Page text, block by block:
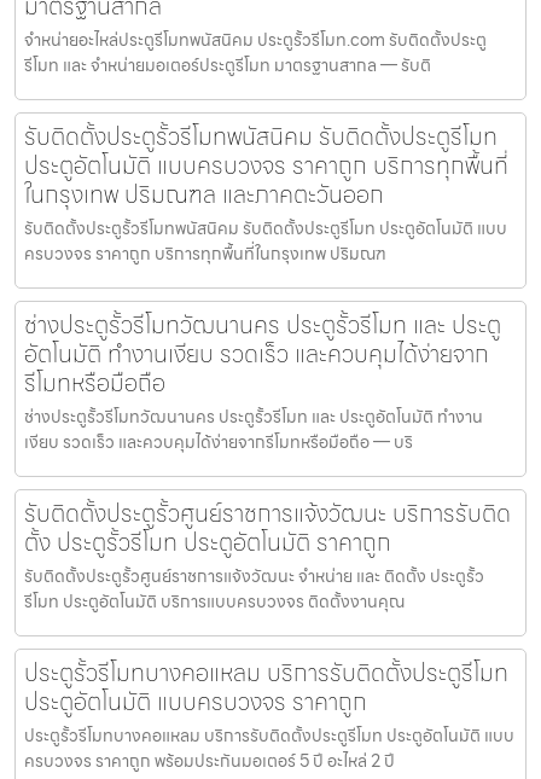
จำหน่ายอะไหล่ประตูรีโมทพนัสนิคม ประตูรั้วรีโมท.com รับติดตั้งประตู
รีโมท และ จำหน่ายมอเตอร์ประตูรีโมท มาตรฐานสากล — รับติ
รับติดตั้งประตูรั้วรีโมทพนัสนิคม รับติดตั้งประตูรีโมท
ประตูอัตโนมัติ แบบครบวงจร ราคาถูก บริการทุกพื้นที่
ในกรุงเทพ ปริมณฑล และภาคตะวันออก
รับติดตั้งประตูรั้วรีโมทพนัสนิคม รับติดตั้งประตูรีโมท ประตูอัตโนมัติ แบบ
ครบวงจร ราคาถูก บริการทุกพื้นที่ในกรุงเทพ ปริมณฑ
ช่างประตูรั้วรีโมทวัฒนานคร ประตูรั้วรีโมท และ ประตู
อัตโนมัติ ทำงานเงียบ รวดเร็ว และควบคุมได้ง่ายจาก
รีโมทหรือมือถือ
ช่างประตูรั้วรีโมทวัฒนานคร ประตูรั้วรีโมท และ ประตูอัตโนมัติ ทำงาน
เงียบ รวดเร็ว และควบคุมได้ง่ายจากรีโมทหรือมือถือ — บริ
รับติดตั้งประตูรั้วศูนย์ราชการแจ้งวัฒนะ บริการรับติด
ตั้ง ประตูรั้วรีโมท ประตูอัตโนมัติ ราคาถูก
รับติดตั้งประตูรั้วศูนย์ราชการแจ้งวัฒนะ จำหน่าย และ ติดตั้ง ประตูรั้ว
รีโมท ประตูอัตโนมัติ บริการแบบครบวงจร ติดตั้งงานคุณ
ประตูรั้วรีโมทบางคอแหลม บริการรับติดตั้งประตูรีโมท
ประตูอัตโนมัติ แบบครบวงจร ราคาถูก
ประตูรั้วรีโมทบางคอแหลม บริการรับติดตั้งประตูรีโมท ประตูอัตโนมัติ แบบ
ครบวงจร ราคาถูก พร้อมประกันมอเตอร์ 5 ปี อะไหล่ 2 ปี